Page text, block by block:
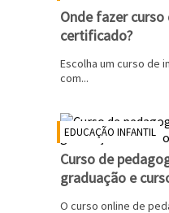
Onde fazer
certificado?
Escolha um curso de
com...
EDUCAÇÃO INFANTIL
Curso de
graduação e
O curso online de